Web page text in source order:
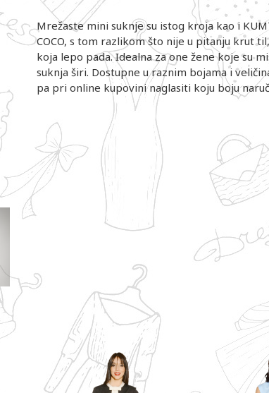
Mrežaste mini suknje su istog kroja kao i
COCO, s tom razlikom što nije u pitanju krut
koja lepo pada. Idealna za one žene koje su
suknja širi. Dostupne u raznim bojama i
pa pri online kupovini naglasiti koju boju